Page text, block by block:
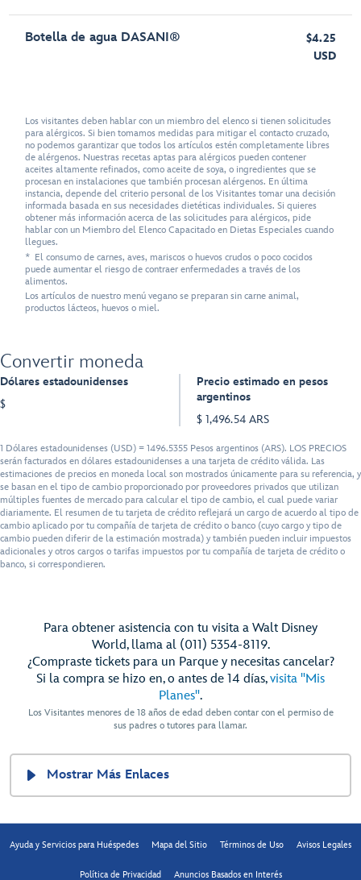
Botella de agua DASANI®
$4.25
USD
Los visitantes deben hablar con un miembro del elenco si tienen solicitudes
para alérgicos. Si bien tomamos medidas para mitigar el contacto cruzado,
no podemos garantizar que todos los artículos estén completamente libres
de alérgenos. Nuestras recetas aptas para alérgicos pueden contener
aceites altamente refinados, como aceite de soya, o ingredientes que se
procesan en instalaciones que también procesan alérgenos. En última
instancia, depende del criterio personal de los Visitantes tomar una decisión
informada basada en sus necesidades dietéticas individuales. Si quieres
obtener más información acerca de las solicitudes para alérgicos, pide
hablar con un Miembro del Elenco Capacitado en Dietas Especiales cuando
llegues.
* El consumo de carnes, aves, mariscos o huevos crudos o poco cocidos
puede aumentar el riesgo de contraer enfermedades a través de los
alimentos.
Los artículos de nuestro menú vegano se preparan sin carne animal,
productos lácteos, huevos o miel.
Convertir moneda
Dólares estadounidenses
$
Precio estimado en pesos
argentinos
$ 1,496.54 ARS
1 Dólares estadounidenses (USD) = 1496.5355 Pesos argentinos (ARS). LOS PRECIOS
serán facturados en dólares estadounidenses a una tarjeta de crédito válida. Las
estimaciones de precios en moneda local son mostrados únicamente para su referencia, y
se basan en el tipo de cambio proporcionado por proveedores privados que utilizan
múltiples fuentes de mercado para calcular el tipo de cambio, el cual puede variar
diariamente. El resumen de tu tarjeta de crédito reflejará un cargo de acuerdo al tipo de
cambio aplicado por tu compañía de tarjeta de crédito o banco (cuyo cargo y tipo de
cambio pueden diferir de la estimación mostrada) y también pueden incluir impuestos
adicionales y otros cargos o tarifas impuestos por tu compañía de tarjeta de crédito o
banco, si correspondieren.
Para obtener asistencia con tu visita a Walt Disney
World, llama al (011) 5354-8119.
¿Compraste tickets para un Parque y necesitas cancelar?
Si la compra se hizo en, o antes de 14 días,visita "Mis
Planes".
Los Visitantes menores de 18 años de edad deben contar con el permiso de
sus padres o tutores para llamar.
Mostrar Más Enlaces
Ayuda y Servicios para Huéspedes Mapa del Sitio Términos de Uso Avisos Legales
Política de Privacidad Anuncios Basados en Interés